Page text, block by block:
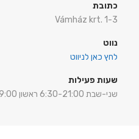
כתובת
Vámház krt. 1-3
נווט
לחץ כאן לניווט
שעות פעילות
שני-שבת 6:30-21:00 ראשון 7:00-19:00